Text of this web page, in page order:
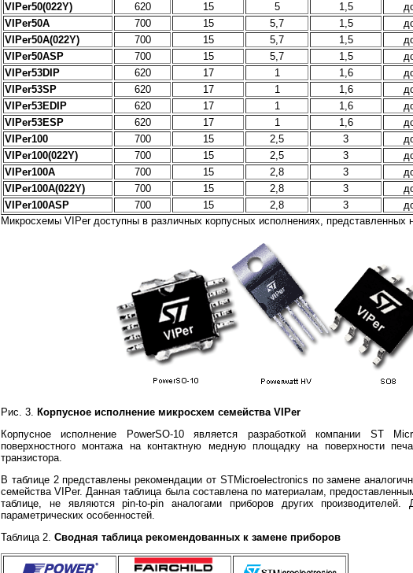
VIPer50(022Y)
620 15 5 1,5
VIPer50A
700 15 5,7 1,5
VIPer50A(022Y)
700 15 5,7 1,5
VIPer50ASP
700 15 5,7 1,5
VIPer53DIP
620 17 1 1,6
VIPer53SP
620 17 1 1,6
VIPer53EDIP
620 17 1 1,6
VIPer53ESP
620 17 1 1,6
VIPer100
700 15 2,5 3
VIPer100(022Y)
700 15 2,5 3
VIPer100A
700 15 2,8 3
VIPer100A(022Y)
700 15 2,8 3
VIPer100ASP
700 15 2,8 3
Микросхемы VIPer доступны в различных корпусных исполнениях, представленных
Рис. 3. Корпусное исполнение микросхем семейства VIPer
Корпусное исполнение PowerSO-10 является разработкой компании ST
поверхностного монтажа на контактную медную площадку на поверхности
транзистора.
В таблице 2 представлены рекомендации от STMicroelectronics по замене
семейства VIPer. Данная таблица была составлена по материалам,
таблице, не являются pin-to-pin аналогами приборов других
параметрических особенностей.
Таблица 2. Сводная таблица рекомендованных к замене приборов